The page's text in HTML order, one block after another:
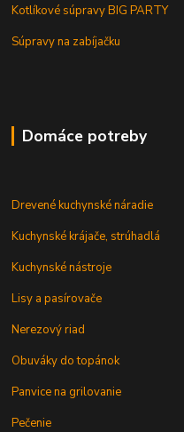
Kotlíkové súpravy BIG PARTY
Súpravy na zabíjačku
Domáce potreby
Drevené kuchynské náradie
Kuchynské krájače, strúhadlá
Kuchynské nástroje
Lisy a pasírovače
Nerezový riad
Obuváky do topánok
Panvice na grilovanie
Pečenie